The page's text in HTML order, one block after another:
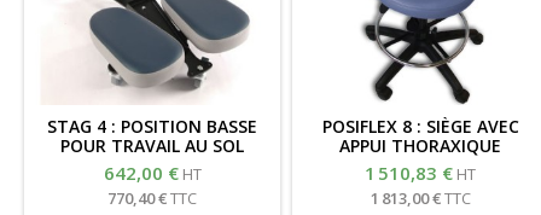
STAG 4 : POSITION BASSE
POUR TRAVAIL AU SOL
642,00 € HT
770,40 €TTC
POSIFLEX 8 : SIÈGE AVEC
APPUI THORAXIQUE
1 510,83 € HT
1 813,00 €TTC